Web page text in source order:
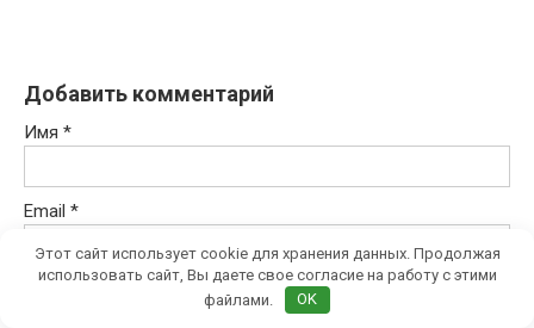
Добавить комментарий
Имя *
Email *
Этот сайт использует cookie для хранения данных. Продолжая
использовать сайт, Вы даете свое согласие на работу с этими
файлами.
OK